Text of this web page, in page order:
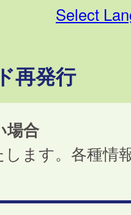
Select
再発行
場合
ます。各種情